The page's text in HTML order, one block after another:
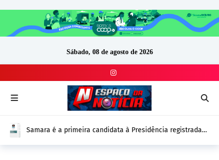
Sábado, 08 de agosto de 2026
Samara é a primeira candidata à Presidência registrada